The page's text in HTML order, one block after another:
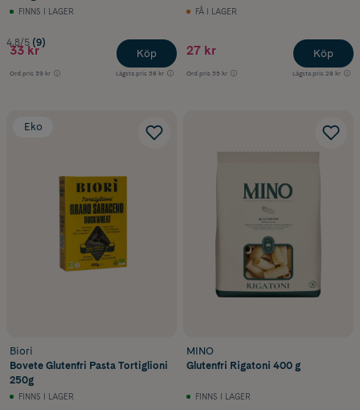
FINNS I LAGER
4.8/5 (9)
33 kr
Ord.pris 39 kr Lägsta pris 38 kr
Köp
FÅ I LAGER
27 kr
Ord.pris 35 kr Lägsta pris 28 kr
Köp
Eko
Biori
Bovete Glutenfri Pasta Tortiglioni
250g
FINNS I LAGER
MINO
Glutenfri Rigatoni 400 g
FINNS I LAGER